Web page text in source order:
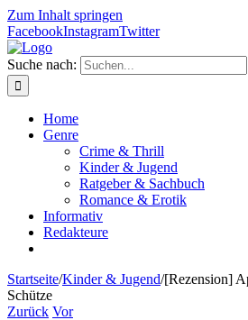
Zum Inhalt springen
FacebookInstagramTwitter
Suche nach:
Home
Genre
Crime & Thrill
Kinder & Jugend
Ratgeber & Sachbuch
Romance & Erotik
Informativ
Redakteure
Startseite/Kinder & Jugend/[Rezension]
Schütze
Zurück Vor